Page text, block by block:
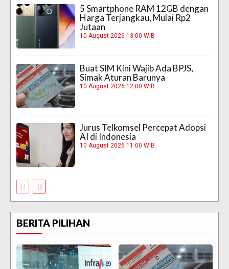
5 Smartphone RAM 12GB dengan
Harga Terjangkau, Mulai Rp2
Jutaan
10 August 2026 13:00 WIB
Buat SIM Kini Wajib Ada BPJS,
Simak Aturan Barunya
10 August 2026 12:00 WIB
Jurus Telkomsel Percepat Adopsi
AI di Indonesia
10 August 2026 11:00 WIB
BERITA PILIHAN